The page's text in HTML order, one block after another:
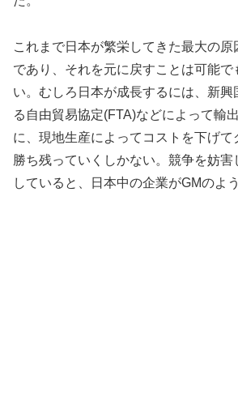
これまで日本が繁栄してきた最大の
であり、それを元に戻すことは可能で
い。むしろ日本が成長するには、新
る自由貿易協定(FTA)などによって輸
に、現地生産によってコストを下げて
勝ち残っていくしかない。競争を妨
していると、日本中の企業がGMのよ